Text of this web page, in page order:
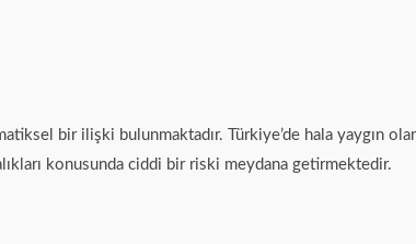
bir ilişki bulunmaktadır. Türkiye’de hala yaygın
konusunda ciddi bir riski meydana getirmektedir.